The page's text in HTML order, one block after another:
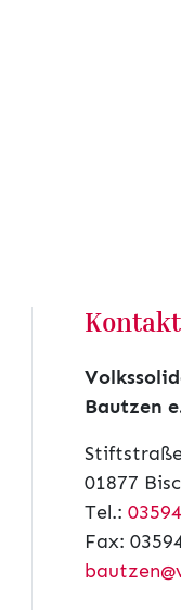
Kontakt
Bautzen
01877
Tel.:
Fax: